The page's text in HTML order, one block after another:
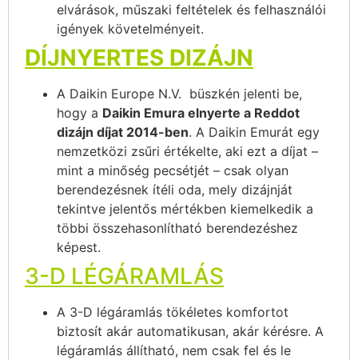
elvárások, műszaki feltételek és felhasználói
igények követelményeit.
DÍJNYERTES DIZÁJN
A Daikin Europe N.V. büszkén jelenti be,
hogy a Daikin Emura elnyerte a Reddot
dizájn díjat 2014-ben. A Daikin Emurát egy
nemzetközi zsűri értékelte, aki ezt a díjat –
mint a minőség pecsétjét – csak olyan
berendezésnek ítéli oda, mely dizájnját
tekintve jelentős mértékben kiemelkedik a
többi összehasonlítható berendezéshez
képest.
3-D LÉGÁRAMLÁS
A 3-D légáramlás tökéletes komfortot
biztosít akár automatikusan, akár kérésre. A
légáramlás állítható, nem csak fel és le